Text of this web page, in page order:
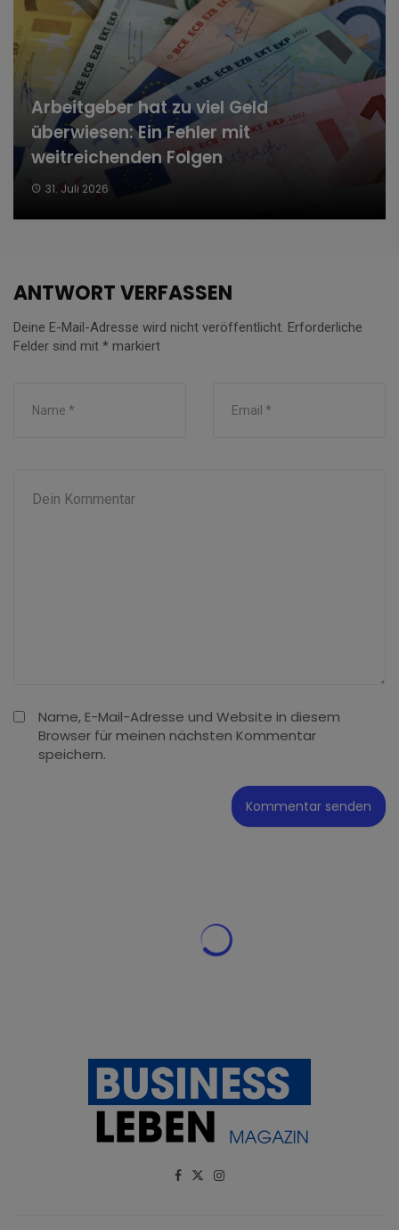
Arbeitgeber hat zu viel Geld
überwiesen: Ein Fehler mit
weitreichenden Folgen
31. Juli 2026
ANTWORT VERFASSEN
Deine E-Mail-Adresse wird nicht veröffentlicht. Erforderliche
Felder sind mit * markiert
Name, E-Mail-Adresse und Website in diesem
Browser für meinen nächsten Kommentar
speichern.